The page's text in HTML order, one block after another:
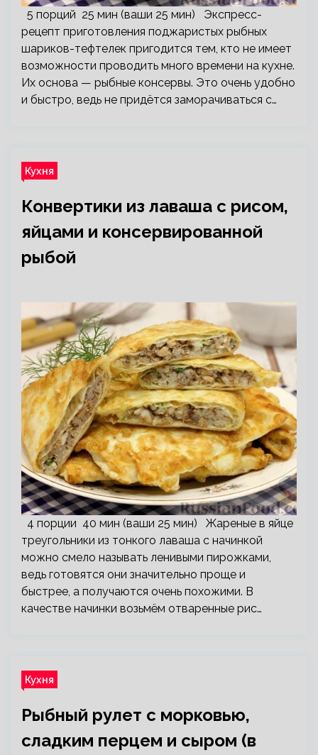
5 порций 25 мин (ваши 25 мин) Экспресс-
рецепт приготовления поджаристых рыбных
шариков-тефтелек пригодится тем, кто не имеет
возможности проводить много времени на кухне.
Их основа — рыбные консервы. Это очень удобно
и быстро, ведь не придётся заморачиваться с…
Кухня
Конвертики из лаваша с рисом,
яйцами и консервированной
рыбой
4 порции 40 мин (ваши 25 мин) Жареные в яйце
треугольники из тонкого лаваша с начинкой
можно смело называть ленивыми пирожками,
ведь готовятся они значительно проще и
быстрее, а получаются очень похожими. В
качестве начинки возьмём отваренные рис…
Кухня
Рыбный рулет с морковью,
сладким перцем и сыром (в